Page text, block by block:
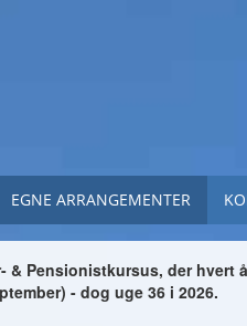
EGNE ARRANGEMENTER
& Pensionistkursus, der hvert
- dog uge 36 i 2026.